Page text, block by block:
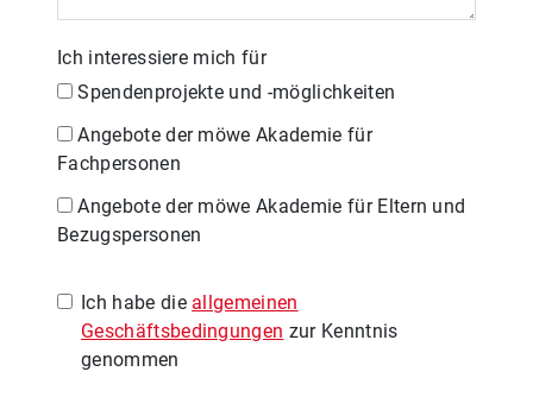
Ich interessiere mich für
Spendenprojekte und -möglichkeiten
Angebote der möwe Akademie für
Fachpersonen
Angebote der möwe Akademie für Eltern und
Bezugspersonen
Ich habe die allgemeinen
Geschäftsbedingungen zur Kenntnis
genommen